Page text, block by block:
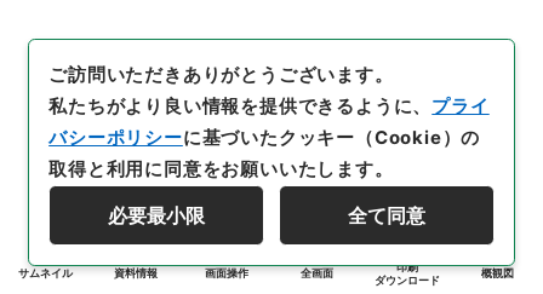
サムネイル 資料情報 画面操作 全画面
印刷
ダウンロード
概観図
ご訪問いただきありがとうございます。
私たちがより良い情報を提供できるように、 プライ
バシーポリシーに基づいたクッキー（Cookie）の
取得と利用に同意をお願いいたします。
必要最小限 全て同意